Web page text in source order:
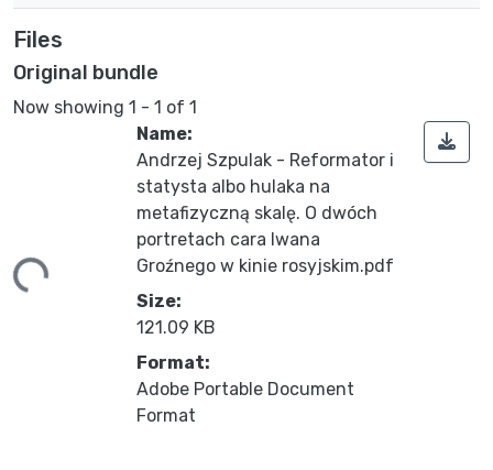
Files
Original bundle
Now showing 1 - 1 of 1
Name:
Andrzej Szpulak - Reformator i
statysta albo hulaka na
metafizyczną skalę. O dwóch
portretach cara Iwana
Groźnego w kinie rosyjskim.pdf
Size:
121.09 KB
Format:
Adobe Portable Document
Format